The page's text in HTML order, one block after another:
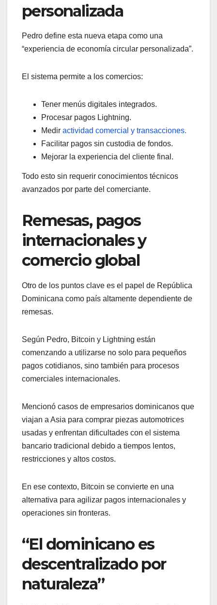
personalizada
Pedro define esta nueva etapa como una
“experiencia de economía circular personalizada”.
El sistema permite a los comercios:
Tener menús digitales integrados.
Procesar pagos Lightning.
Medir actividad comercial y transacciones.
Facilitar pagos sin custodia de fondos.
Mejorar la experiencia del cliente final.
Todo esto sin requerir conocimientos técnicos
avanzados por parte del comerciante.
Remesas, pagos
internacionales y
comercio global
Otro de los puntos clave es el papel de República
Dominicana como país altamente dependiente de
remesas.
Según Pedro, Bitcoin y Lightning están
comenzando a utilizarse no solo para pequeños
pagos cotidianos, sino también para procesos
comerciales internacionales.
Mencionó casos de empresarios dominicanos que
viajan a Asia para comprar piezas automotrices
usadas y enfrentan dificultades con el sistema
bancario tradicional debido a tiempos lentos,
restricciones y altos costos.
En ese contexto, Bitcoin se convierte en una
alternativa para agilizar pagos internacionales y
operaciones sin fronteras.
“El dominicano es
descentralizado por
naturaleza”